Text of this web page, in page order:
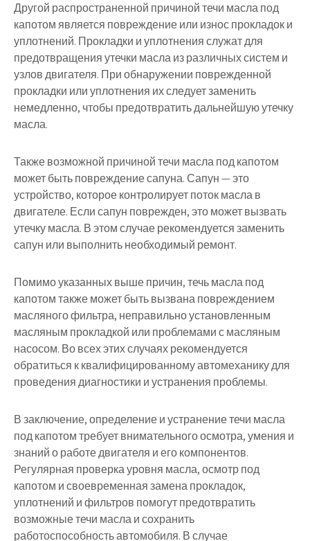
Другой распространенной причиной течи масла под
капотом является повреждение или износ прокладок и
уплотнений. Прокладки и уплотнения служат для
предотвращения утечки масла из различных систем и
узлов двигателя. При обнаружении поврежденной
прокладки или уплотнения их следует заменить
немедленно, чтобы предотвратить дальнейшую утечку
масла.
Также возможной причиной течи масла под капотом
может быть повреждение сапуна. Сапун — это
устройство, которое контролирует поток масла в
двигателе. Если сапун поврежден, это может вызвать
утечку масла. В этом случае рекомендуется заменить
сапун или выполнить необходимый ремонт.
Помимо указанных выше причин, течь масла под
капотом также может быть вызвана повреждением
масляного фильтра, неправильно установленным
масляным прокладкой или проблемами с масляным
насосом. Во всех этих случаях рекомендуется
обратиться к квалифицированному автомеханику для
проведения диагностики и устранения проблемы.
В заключение, определение и устранение течи масла
под капотом требует внимательного осмотра, умения и
знаний о работе двигателя и его компонентов.
Регулярная проверка уровня масла, осмотр под
капотом и своевременная замена прокладок,
уплотнений и фильтров помогут предотвратить
возможные течи масла и сохранить
работоспособность автомобиля. В случае